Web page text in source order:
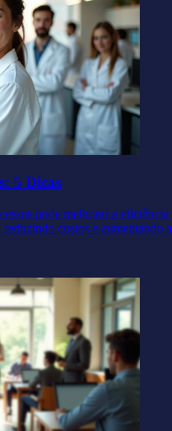
5 Dicas
pode melhorar a eficiência
custos e aumentando a